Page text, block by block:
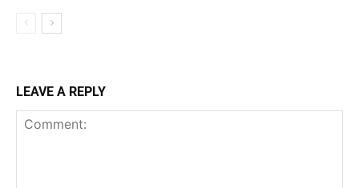
LEAVE A REPLY